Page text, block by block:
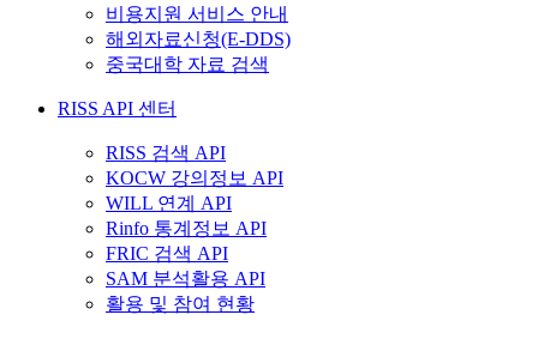
비용지원 서비스 안내
해외자료신청(E-DDS)
중국대학 자료 검색
RISS API 센터
RISS 검색 API
KOCW 강의정보 API
WILL 연계 API
Rinfo 통계정보 API
FRIC 검색 API
SAM 분석활용 API
활용 및 참여 현황